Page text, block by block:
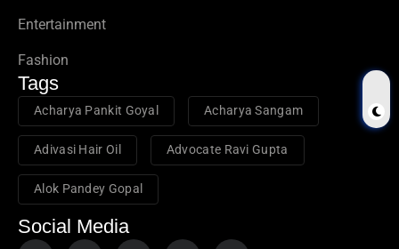
Entertainment
Fashion
Tags
Acharya Pankit Goyal Acharya Sangam
Adivasi Hair Oil Advocate Ravi Gupta
Alok Pandey Gopal
Social Media